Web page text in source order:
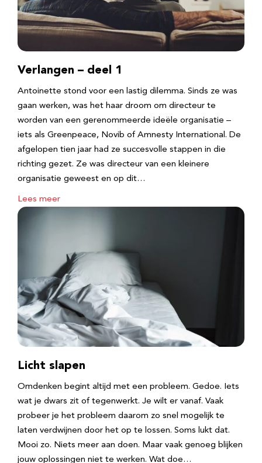
Verlangen – deel 1
Antoinette stond voor een lastig dilemma. Sinds ze was
gaan werken, was het haar droom om directeur te
worden van een gerenommeerde ideële organisatie –
iets als Greenpeace, Novib of Amnesty International. De
afgelopen tien jaar had ze succesvolle stappen in die
richting gezet. Ze was directeur van een kleinere
organisatie geweest en op dit…
Lees meer
Licht slapen
Omdenken begint altijd met een probleem. Gedoe. Iets
wat je dwars zit of tegenwerkt. Je wilt er vanaf. Vaak
probeer je het probleem daarom zo snel mogelijk te
laten verdwijnen door het op te lossen. Soms lukt dat.
Mooi zo. Niets meer aan doen. Maar vaak genoeg blijken
jouw oplossingen niet te werken. Wat doe…